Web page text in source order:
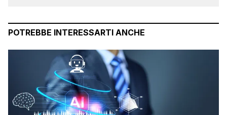
POTREBBE INTERESSARTI ANCHE